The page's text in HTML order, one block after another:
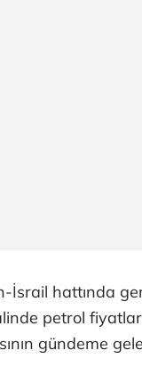
İsrail hattında
petrol
gündeme